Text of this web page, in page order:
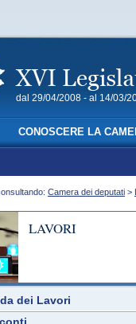
dal 29/04/2008 - al 14/03/
CONOSCERE LA
Camera dei deputati >
LAVORI
dei Lavori